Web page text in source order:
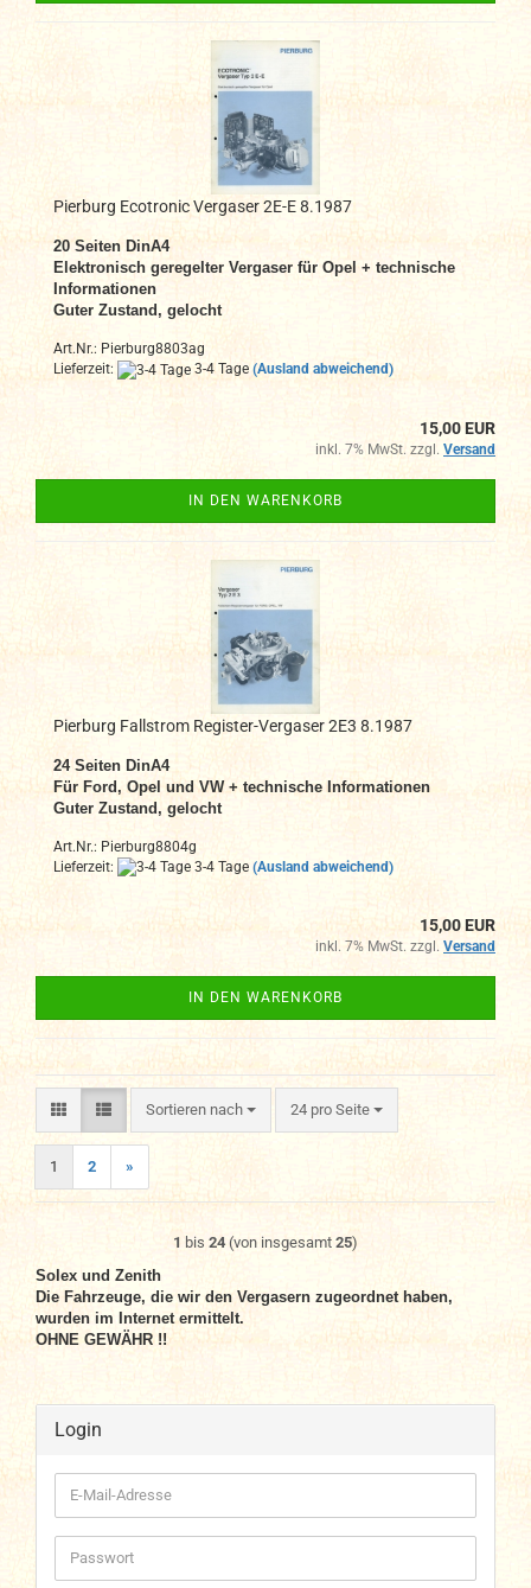
Pierburg Ecotronic Vergaser 2E-E 8.1987
20 Seiten DinA4
Elektronisch geregelter Vergaser für Opel + technische
Informationen
Guter Zustand, gelocht
Art.Nr.: Pierburg8803ag
Lieferzeit:
3-4 Tage (Ausland abweichend)
15,00 EUR
inkl. 7% MwSt. zzgl. Versand
IN DEN WARENKORB
Pierburg Fallstrom Register-Vergaser 2E3 8.1987
24 Seiten DinA4
Für Ford, Opel und VW + technische Informationen
Guter Zustand, gelocht
Art.Nr.: Pierburg8804g
Lieferzeit:
3-4 Tage (Ausland abweichend)
15,00 EUR
inkl. 7% MwSt. zzgl. Versand
IN DEN WARENKORB
Sortieren nach
Sortieren nach 24 pro Seite
pro Seite
1 2 »
1 bis 24(von insgesamt 25)
Solex und Zenith
Die Fahrzeuge, die wir den Vergasern zugeordnet haben,
wurden im Internet ermittelt.
OHNE GEWÄHR !!
Login
E-
Mail-
Adresse
Passwort